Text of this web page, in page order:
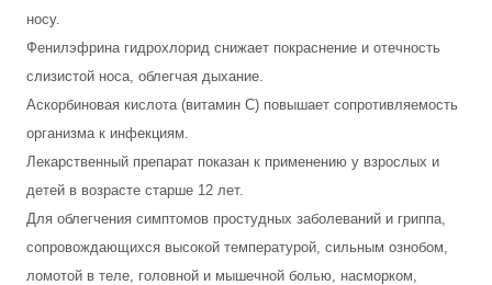
носу.
Фенилэфрина гидрохлорид снижает покраснение и отечность
слизистой носа, облегчая дыхание.
Аскорбиновая кислота (витамин С) повышает сопротивляемость
организма к инфекциям.
Лекарственный препарат показан к применению у взрослых и
детей в возрасте старше 12 лет.
Для облегчения симптомов простудных заболеваний и гриппа,
сопровождающихся высокой температурой, сильным ознобом,
ломотой в теле, головной и мышечной болью, насморком,